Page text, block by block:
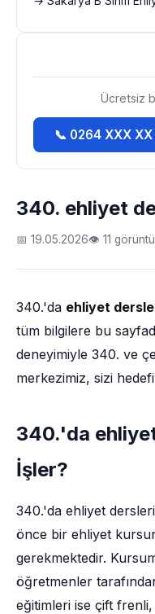
340. ehliyet
📅 19.05.2026👁 11
340.'da ehliyet
tüm bilgilere bu
deneyimiyle 340. ve
merkezimiz, sizi
340.'da
İşler?
340.'da ehliyet
önce bir ehliyet
gerekmektedir.
öğretmenler
eğitimleri ise çift
Ücretsiz
📞 0264 XXX